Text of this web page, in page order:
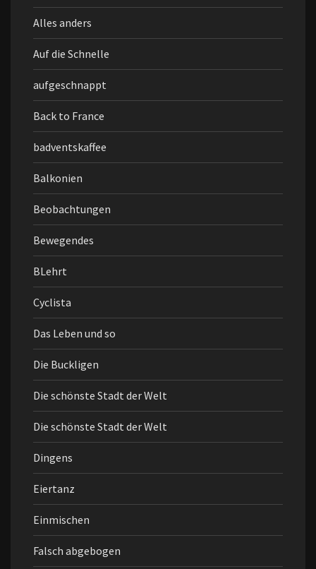
Alles anders
Auf die Schnelle
aufgeschnappt
Back to France
badventskaffee
Balkonien
Beobachtungen
Bewegendes
BLehrt
Cyclista
Das Leben und so
Die Buckligen
Die schönste Stadt der Welt
Die schönste Stadt der Welt
Dingens
Eiertanz
Einmischen
Falsch abgebogen